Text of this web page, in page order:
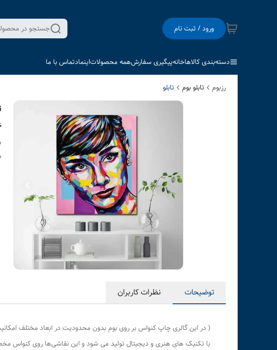
ورود / ثبت نام جستجو در
دسته‌بندی کالاهاخانهپیگیری سفارشهمه محصولاتاینمادتماس با ما
رزبوم تابلو بوم تابلو
توضیحات نظرات کاربران
( در این گالری چاپ کنواس بر روی بوم بدون محدودیت در ابعاد مختلف
با تکنیک های هنری و دیجیتال تولید می شود و این نقاشی‌ها روی کنواس